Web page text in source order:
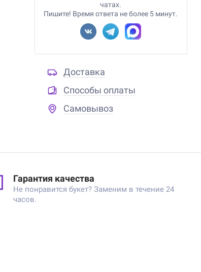
чатах.
Пишите! Время ответа не более 5 минут.
Доставка
Способы оплаты
Самовывоз
Гарантия качества
Не понравится букет? Заменим в течение 24
часов.